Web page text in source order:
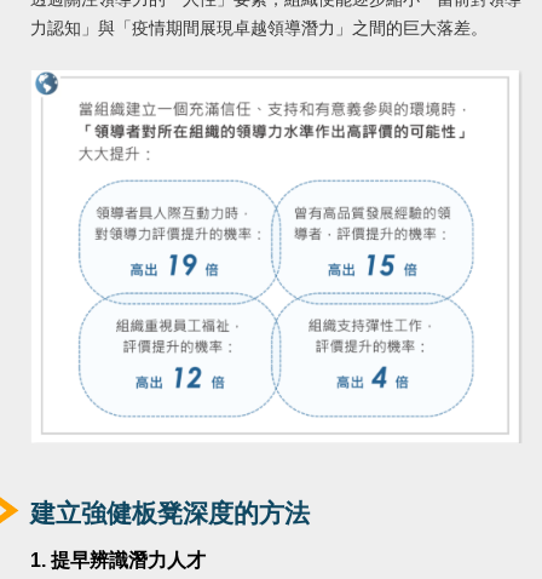
力認知」與「疫情期間展現卓越領導潛力」之間的巨大落差。
建立強健板凳深度的方法
1. 提早辨識潛力人才